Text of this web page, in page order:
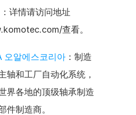
：详情请访问地址
查看。
오알에스코리아 ：制造
轴和工厂自动化系统，
界各地的顶级轴承制造
件制造商。